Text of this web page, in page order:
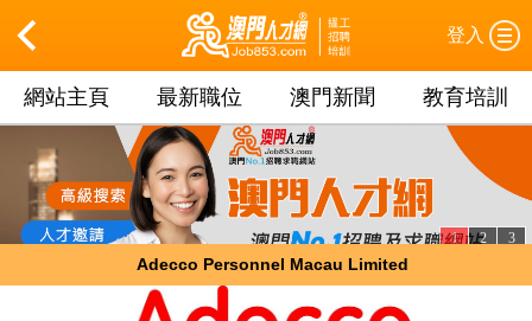
登入
網站主頁 最新職位 澳門新聞 教育培訓
3
2
1
Adecco Personnel Macau Limited